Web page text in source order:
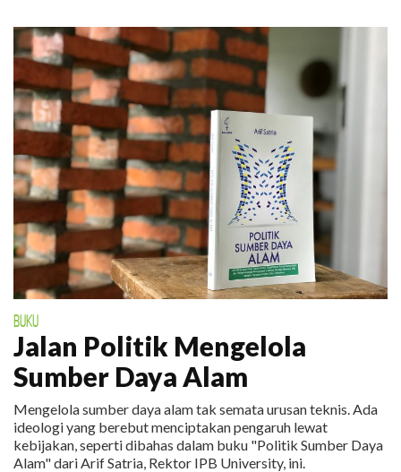
BUKU
Jalan Politik Mengelola
Sumber Daya Alam
Mengelola sumber daya alam tak semata urusan teknis. Ada
ideologi yang berebut menciptakan pengaruh lewat
kebijakan, seperti dibahas dalam buku "Politik Sumber Daya
Alam" dari Arif Satria, Rektor IPB University, ini.